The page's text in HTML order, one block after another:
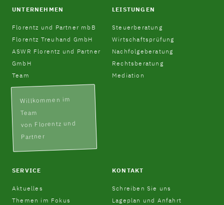
UNTERNEHMEN
Florentz und Partner mbB
Florentz Treuhand GmbH
ASWR Florentz und Partner
GmbH
Team
Willkommen im
Team
von Florentz und
Partner
LEISTUNGEN
Steuerberatung
Wirtschaftsprüfung
Nachfolgeberatung
Rechtsberatung
Mediation
SERVICE
Aktuelles
Themen im Fokus
KONTAKT
Schreiben Sie uns
Lageplan und Anfahrt